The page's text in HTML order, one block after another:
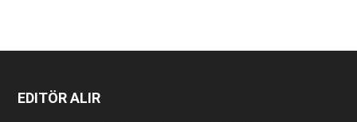
EDITÖR ALIR